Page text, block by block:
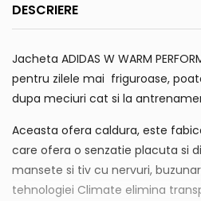
DESCRIERE
Jacheta ADIDAS W WARM
pentru zilele mai friguroase,
dupa meciuri cat si la
Aceasta ofera caldura, este
care ofera o senzatie placuta si
mansete si tiv cu nervuri,
tehnologiei Climate elimina